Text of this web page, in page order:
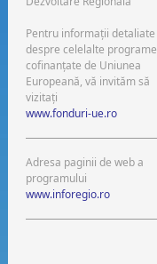
Pentru informaţii detaliate
despre celelalte programe
cofinanţate de Uniunea
Europeană, vă invităm să
vizitaţi
www.fonduri-ue.ro
Adresa paginii de web a
programului
www.inforegio.ro